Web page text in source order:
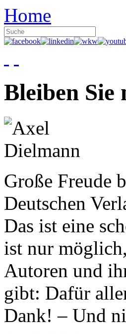
Home
Bleiben Sie
Große Freude
Deutschen
Das ist eine
ist nur
Autoren und
gibt: Dafür
Dank! – Und